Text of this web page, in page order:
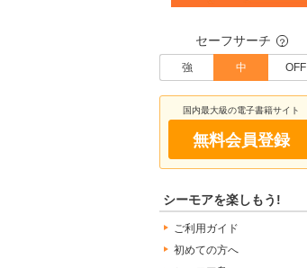
セーフサーチ ？
強 中 OFF
国内最大級の電子書籍サイト
無料会員登録
シーモアを楽しもう!
ご利用ガイド
初めての方へ